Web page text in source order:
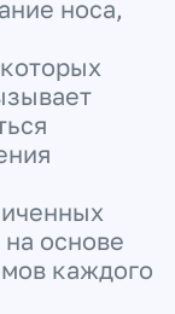
носа,
основе
каждого